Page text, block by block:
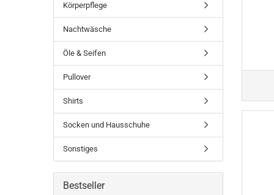
Körperpflege
Nachtwäsche
Öle & Seifen
Pullover
Shirts
Socken und Hausschuhe
Sonstiges
Bestseller